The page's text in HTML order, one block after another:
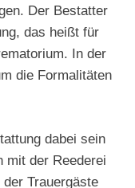
Der Bestatter
das heißt für
In der
die Formalitäten
dabei sein
mit der Reederei
Trauergäste